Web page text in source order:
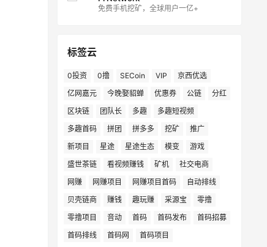
免费手机挖矿，全球用户一亿+
标签云
0投资 0撸 SECoin VIP
京西优选
亿网嘉元
今晚娶貂蝉 优惠券 公链
分红
区块链
团队长 多趣
多趣短视频
多趣首码
拼团 拼多多 挖矿
推广
新项目
星途 星途生态 模变
游戏
盛世茶链
看视频赚钱 矿机
社交电商
网赚
网赚项目 网赚项目首码
自动排线
贝壳链商
赚钱 趣玩赚 采源宝
零撸
零撸项目
音动 首码 首码发布
首码招募
首码排线
首码网 首码项目